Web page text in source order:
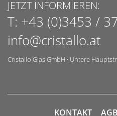
JETZT INFORMIEREN:
T: +43 (0)3453 /
info@cristallo.at
Cristallo Glas GmbH · Untere
KONTAKT AGB